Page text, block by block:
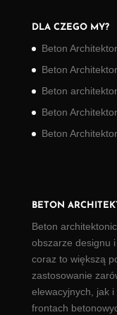
DLA CZEGO MY?
Beton
Beton
Beton
Beton
Beton
BETON
Beton
obszarze designu
coraz to większą
zastosowanie
elewacyjnych, jak i
frontach